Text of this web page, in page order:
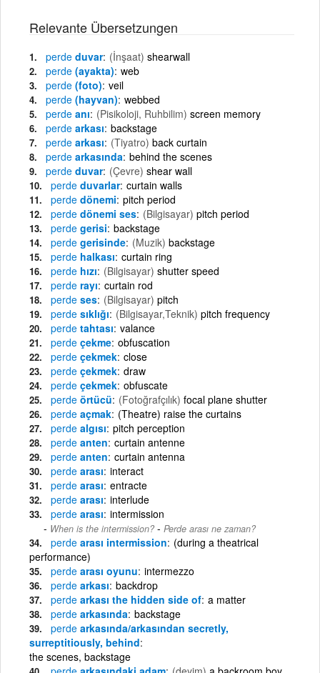
Relevante Übersetzungen
perde duvar (İnşaat) shearwall
perde (ayakta) web
perde (foto) veil
perde (hayvan) webbed
perde anı (Pisikoloji, Ruhbilim) screen memory
perde arkası backstage
perde arkası (Tiyatro) back curtain
perde arkasında behind the scenes
perde duvar (Çevre) shear wall
perde duvarlar curtain walls
perde dönemi pitch period
perde dönemi ses (Bilgisayar) pitch period
perde gerisi backstage
perde gerisinde (Muzik) backstage
perde halkası curtain ring
perde hızı (Bilgisayar) shutter speed
perde rayı curtain rod
perde ses (Bilgisayar) pitch
perde sıklığı (Bilgisayar,Teknik) pitch frequency
perde tahtası valance
perde çekme obfuscation
perde çekmek close
perde çekmek draw
perde çekmek obfuscate
perde örtücü (Fotoğrafçılık) focal plane shutter
perde açmak (Theatre) raise the curtains
perde algısı pitch perception
perde anten curtain antenne
perde anten curtain antenna
perde arası interact
perde arası entracte
perde arası interlude
perde arası intermission
When is the intermission? - Perde arası ne zaman?
perde arası intermission (during a theatrical
performance)
perde arası oyunu intermezzo
perde arkası backdrop
perde arkası the hidden side of a matter
perde arkasında backstage
perde arkasında/arkasından secretly,
surreptitiously, behind
the scenes, backstage